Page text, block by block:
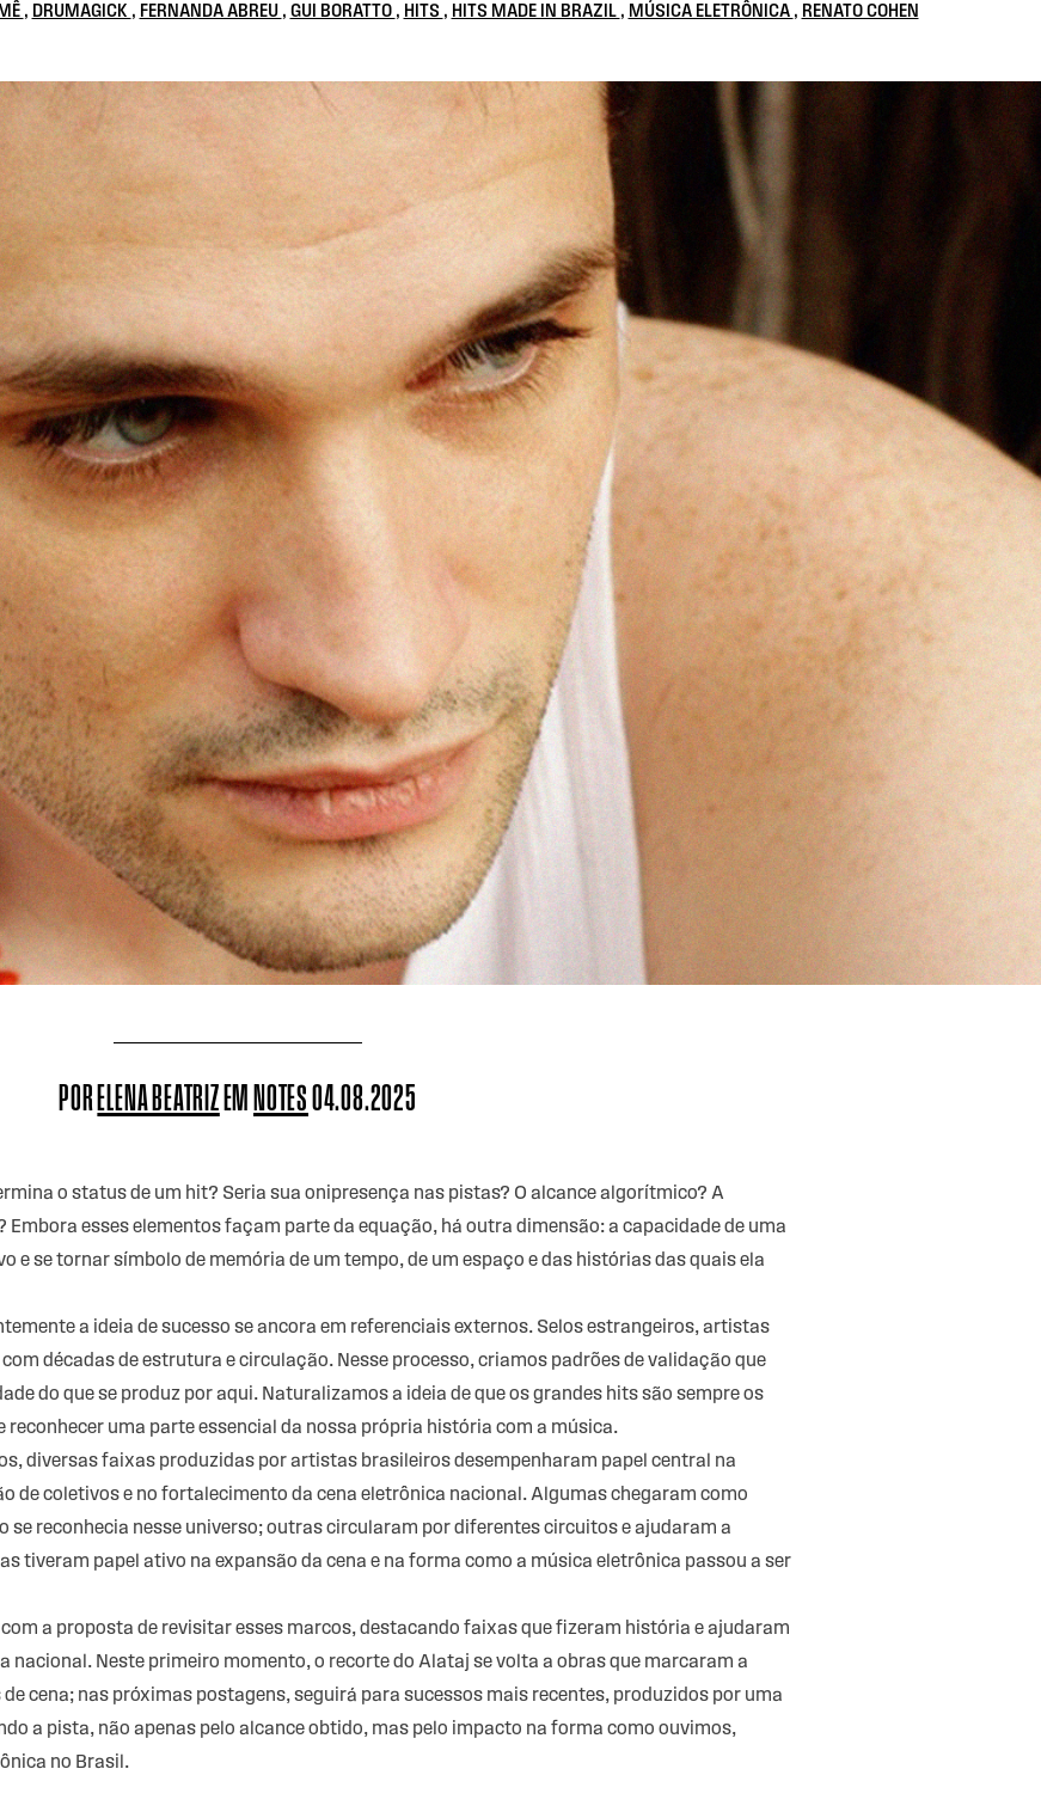
, DRUMAGICK , FERNANDA ABREU , GUI BORATTO , HITS , HITS MADE IN BRAZIL , MÚSICA ELETRÔNICA , RENATO COHEN
PORELENA BEATRIZEMNOTES04.08.2025
o status de um hit? Seria sua onipresença nas pistas? O alcance algorítmico? A
esses elementos façam parte da equação, há outra dimensão: a capacidade de uma
e se tornar símbolo de memória de um tempo, de um espaço e das histórias das quais ela
a ideia de sucesso se ancora em referenciais externos. Selos estrangeiros, artistas
décadas de estrutura e circulação. Nesse processo, criamos padrões de validação que
do que se produz por aqui. Naturalizamos a ideia de que os grandes hits são sempre os
reconhecer uma parte essencial da nossa própria história com a música.
diversas faixas produzidas por artistas brasileiros desempenharam papel central na
de coletivos e no fortalecimento da cena eletrônica nacional. Algumas chegaram como
se reconhecia nesse universo; outras circularam por diferentes circuitos e ajudaram a
tiveram papel ativo na expansão da cena e na forma como a música eletrônica passou a ser
com a proposta de revisitar esses marcos, destacando faixas que fizeram história e ajudaram
nacional. Neste primeiro momento, o recorte do Alataj se volta a obras que marcaram a
cena; nas próximas postagens, seguirá para sucessos mais recentes, produzidos por uma
a pista, não apenas pelo alcance obtido, mas pelo impacto na forma como ouvimos,
no Brasil.